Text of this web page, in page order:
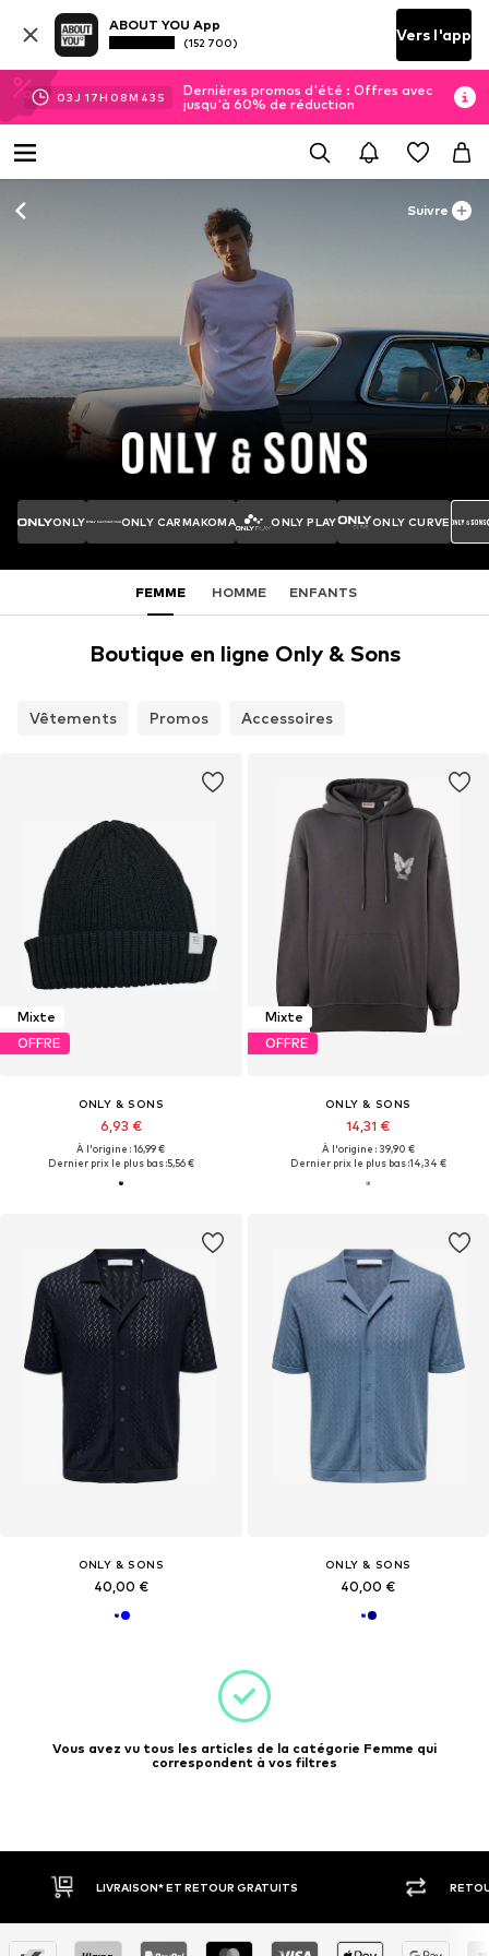
ABOUT YOU App
(152 700) Vers l'app
03J 17H 08M 43 S
Dernières promos d'été : Offres avec
jusqu'à 60% de réduction
Suivre
ONLY ONLY CARMAKOMA ONLY PLAY ONLY CURVE
FEMME HOMME ENFANTS
Boutique en ligne Only & Sons
Vêtements Promos Accessoires
Mixte
OFFRE
ONLY & SONS
6,93 €
À l'origine : 16,99 €
Dernier prix le plus bas :5,56 €
Mixte
OFFRE
ONLY & SONS
14,31 €
À l'origine : 39,90 €
Dernier prix le plus bas :14,34 €
ONLY & SONS
40,00 €
ONLY & SONS
40,00 €
Vous avez vu tous les articles de la catégorie Femme qui
correspondent à vos filtres
LIVRAISON* ET RETOUR GRATUITS